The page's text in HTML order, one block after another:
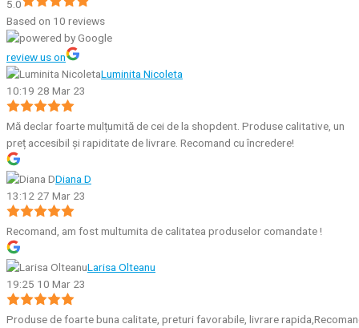
5.0
Based on 10 reviews
review us on
Luminita Nicoleta
10:19 28 Mar 23
Mă declar foarte mulțumită de cei de la shopdent. Produse calitative, un
preț accesibil și rapiditate de livrare. Recomand cu încredere!
Diana D
13:12 27 Mar 23
Recomand, am fost multumita de calitatea produselor comandate !
Larisa Olteanu
19:25 10 Mar 23
Produse de foarte buna calitate, preturi favorabile, livrare